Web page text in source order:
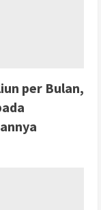
per Bulan,